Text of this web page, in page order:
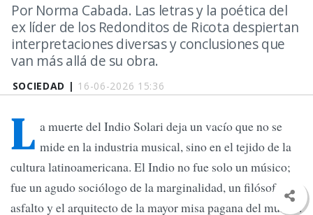
SOCIEDAD | 16-06-2026 15:36
Por Norma Cabada. Las letras y la poética del
ex líder de los Redonditos de Ricota despiertan
interpretaciones diversas y conclusiones que
van más allá de su obra.
L a muerte del Indio Solari deja un vacío que no se
mide en la industria musical, sino en el tejido de la
cultura latinoamericana. El Indio no fue solo un músico;
fue un agudo sociólogo de la marginalidad, un filósofo del
asfalto y el arquitecto de la mayor misa pagana del mundo.